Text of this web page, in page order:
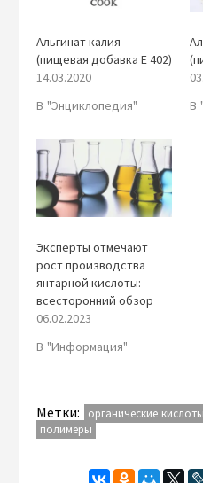
Альгинат калия
(пищевая добавка Е 402)
14.03.2020
В "Энциклопедия"
В
Эксперты отмечают
рост производства
янтарной кислоты:
всесторонний обзор
06.02.2023
В "Информация"
Метки: органические кислоты
полимеры